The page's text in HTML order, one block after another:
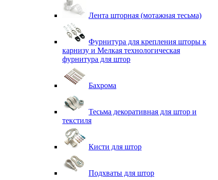
Лента шторная (мотажная тесьма)
Фурнитура для крепления шторы к
карнизу и Мелкая технологическая
фурнитура для штор
Бахрома
Тесьма декоративная для штор и
текстиля
Кисти для штор
Подхваты для штор